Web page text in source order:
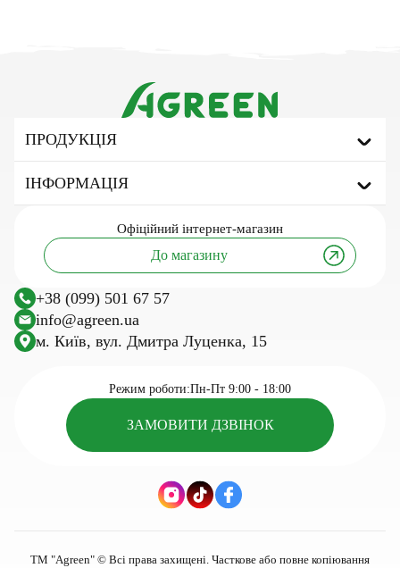
Офіційний інтернет-магазин
До магазину
ПРОДУКЦІЯ
Агроволокно
Мульчуюче агроволокно
Сітка затіняюча
Тенти тарпаулінові
Агротканина
Сітка шпалерна
Шпалерний дріт
Касети для розсади
ІНФОРМАЦІЯ
Корисні статті та поради
Інновації та технології
Дослідження
Посівний календар
+38 (099) 501 67 57
info@agreen.ua
м. Київ, вул. Дмитра Луценка, 15
Режим роботи:Пн-Пт 9:00 - 18:00
ЗАМОВИТИ ДЗВІНОК
ТМ "Agreen" © Всі права захищені. Часткове або повне копіювання